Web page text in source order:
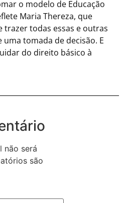
o modelo de Educação
Maria Thereza, que
trazer todas essas e outras
tomada de decisão. E
do direito básico à
não será
são